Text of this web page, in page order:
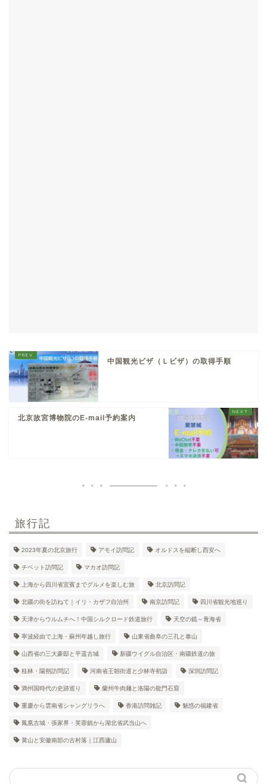
中国観光ビザ（Ｌビザ）の取得手順
北京故宮博物院のE-mail予約案内
旅行記
2023年夏の北京旅行 アモイ訪問記 オルドスを縦断し西安へ
チベット訪問記 マカオ訪問記
上海から四川省宜賓までグルメを楽しむ旅 北京訪問記
北疆の街を訪ねて｜イリ・カザフ自治州 南京訪問記 四川省観光地巡り
天津からウルムチへ！中国シルクロード鉄道旅行 天空の鏡～青海省
寧波経由で上海・蘇州年越し旅行 山東省曲阜の三孔と泰山
山西省の三大豪邸と平遥古城 新疆ウイグル自治区・南疆鉄道の旅
桂林・陽朔訪問記 河南省王朝街道と少林寺初詣 深圳訪問記
満州国時代の史跡巡り 蘭州牛肉麺と洛陽の龍門石窟
重慶から雲南省シャングリラへ 香港訪問雑記 魅惑の福建省
鳳凰古城・張家界・芙蓉鎮から湖北省武当山へ
黄山と安徽南部の古村落｜江西廬山